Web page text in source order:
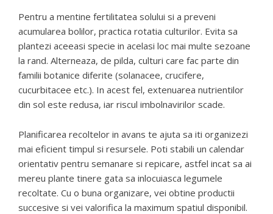
Pentru a mentine fertilitatea solului si a preveni
acumularea bolilor, practica rotatia culturilor. Evita sa
plantezi aceeasi specie in acelasi loc mai multe sezoane
la rand. Alterneaza, de pilda, culturi care fac parte din
familii botanice diferite (solanacee, crucifere,
cucurbitacee etc.). In acest fel, extenuarea nutrientilor
din sol este redusa, iar riscul imbolnavirilor scade.
Planificarea recoltelor in avans te ajuta sa iti organizezi
mai eficient timpul si resursele. Poti stabili un calendar
orientativ pentru semanare si repicare, astfel incat sa ai
mereu plante tinere gata sa inlocuiasca legumele
recoltate. Cu o buna organizare, vei obtine productii
succesive si vei valorifica la maximum spatiul disponibil.